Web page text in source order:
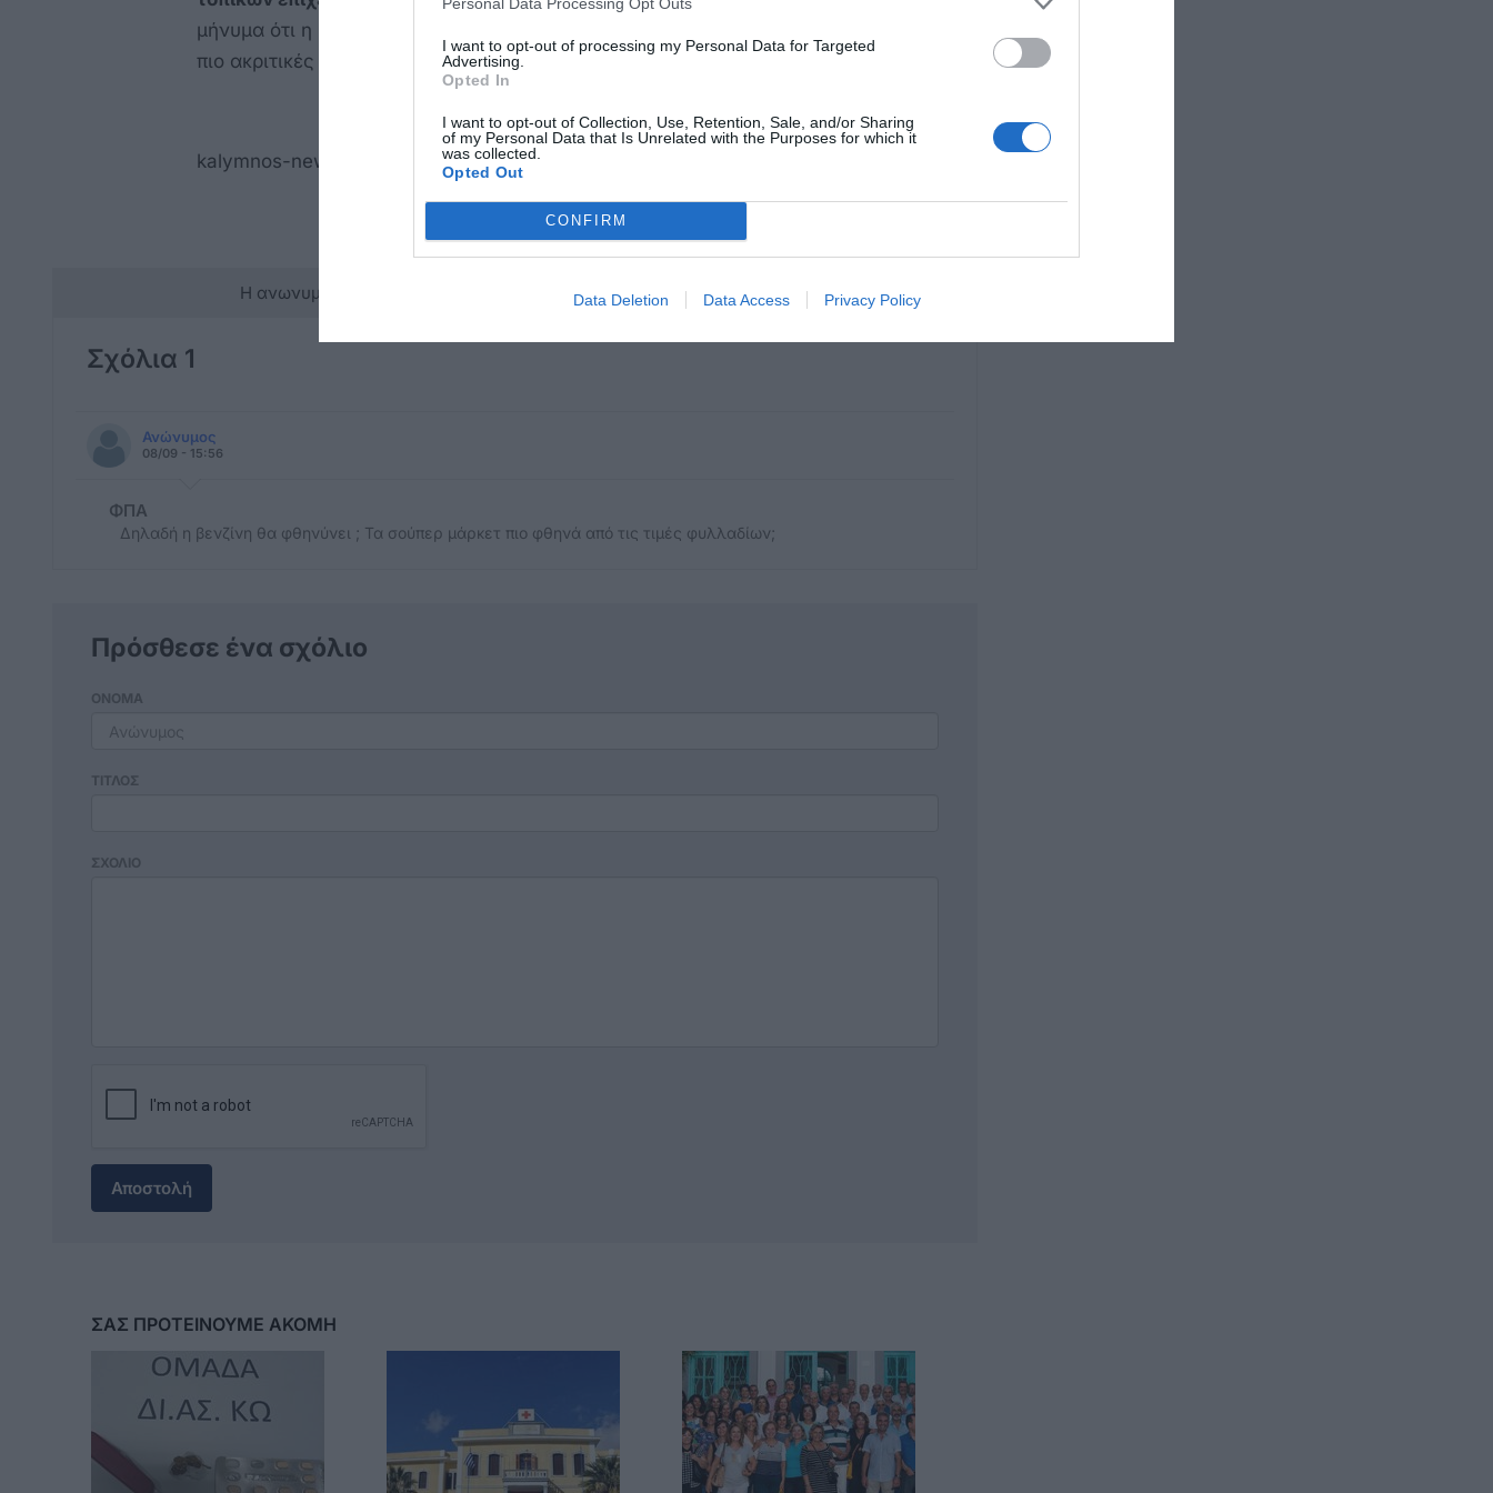
I want to opt-out of processing my Personal Data for Targeted
Advertising.
Opted In
I want to opt-out of Collection, Use, Retention, Sale, and/or Sharing
of my Personal Data that Is Unrelated with the Purposes for which it
was collected.
Opted Out
CONFIRM
Data Deletion Data Access Privacy Policy
μήνυμα ότι η Πολιτεία στέκεται δίπλα στις κοινωνίες που κρατούν ζωντανές τις
πιο ακριτικές περιοχές της Ελλάδας.
kalymnos-news.gr
Η ανωνυμία είναι το καλύτερο κρησφύγετο δειλίας και χυδαιότητας!
Σχόλια 1
Ανώνυμος
08/09 - 15:56
ΦΠΑ
Δηλαδή η βενζίνη θα φθηνύνει ; Τα σούπερ μάρκετ πιο φθηνά από τις τιμές φυλλαδίων;
Πρόσθεσε ένα σχόλιο
ΟΝΟΜΑ
ΤΙΤΛΟΣ
ΣΧΟΛΙΟ
Αποστολή
ΣΑΣ ΠΡΟΤΕΙΝΟΥΜΕ ΑΚΟΜΗ